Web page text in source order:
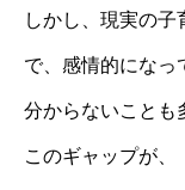
しかし、現実の子
で、感情的になっ
分からないことも
このギャップが、